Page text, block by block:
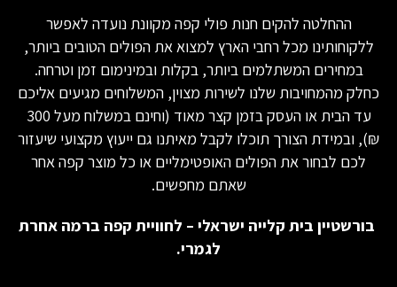
ההחלטה להקים חנות פולי קפה מקוונת נועדה לאפשר
ללקוחותינו מכל רחבי הארץ למצוא את הפולים הטובים ביותר,
במחירים המשתלמים ביותר, בקלות ובמינימום זמן וטרחה.
כחלק מהמחויבות שלנו לשירות מצוין, המשלוחים מגיעים אליכם
עד הבית או העסק בזמן קצר מאוד (וחינם במשלוח מעל 300
₪), ובמידת הצורך תוכלו לקבל מאיתנו גם ייעוץ מקצועי שיעזור
לכם לבחור את הפולים האופטימליים או כל מוצר קפה אחר
שאתם מחפשים.
בורשטיין בית קלייה ישראלי – לחוויית קפה ברמה אחרת
לגמרי.